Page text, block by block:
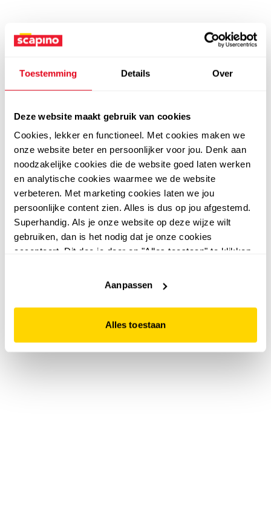
Toestemming Details Over
Deze website maakt gebruik van cookies
Cookies, lekker en functioneel. Met cookies maken we
onze website beter en persoonlijker voor jou. Denk aan
noodzakelijke cookies die de website goed laten werken
en analytische cookies waarmee we de website
verbeteren. Met marketing cookies laten we jou
persoonlijke content zien. Alles is dus op jou afgestemd.
Superhandig. Als je onze website op deze wijze wilt
gebruiken, dan is het nodig dat je onze cookies
accepteert. Dit doe je door op "Alles toestaan" te klikken.
website niet optimaal functioneert.
Aanpassen
Alles toestaan